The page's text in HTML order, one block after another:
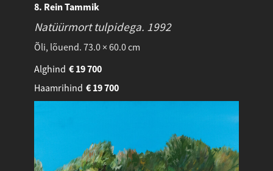
8. Rein Tammik
Natüürmort tulpidega. 1992
Õli, lõuend. 73.0 × 60.0 cm
Alghind
19 700
€
Haamrihind
19 700
€